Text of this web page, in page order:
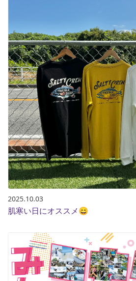
2025.10.03
肌寒い日にオススメ😄